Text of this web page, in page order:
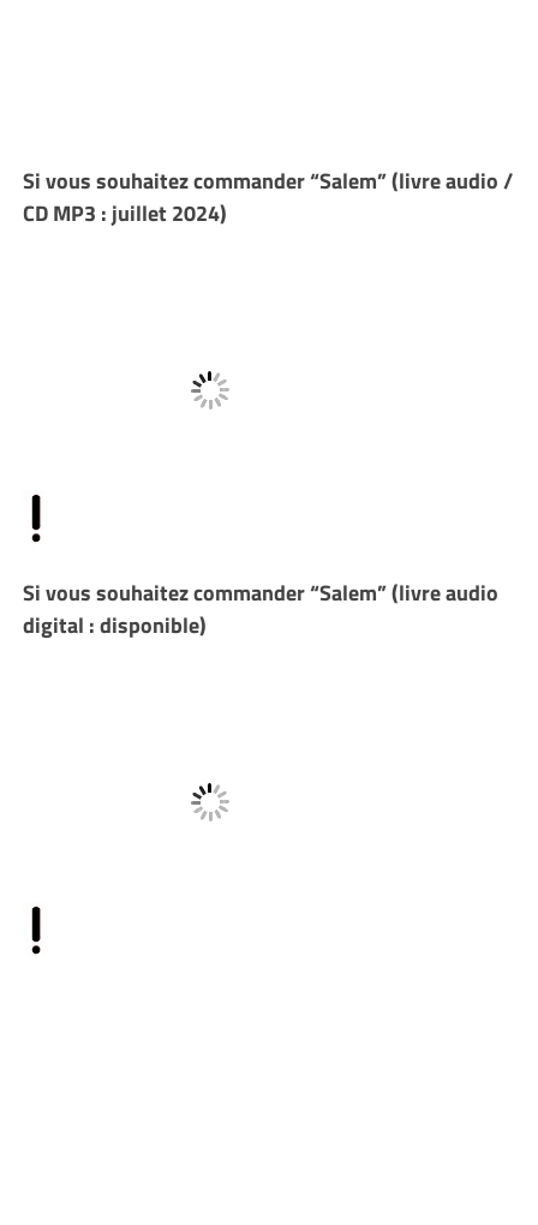
Si vous souhaitez commander “Salem” (livre audio /
CD MP3 : juillet 2024)
Si vous souhaitez commander “Salem” (livre audio
digital : disponible)